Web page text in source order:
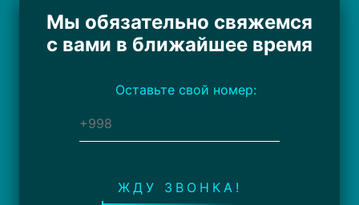
Мы обязательно свяжемся
с вами в ближайшее время
Оставьте свой номер:
ЖДУ ЗВОНКА!